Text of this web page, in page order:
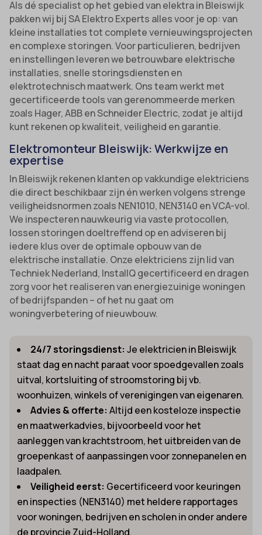
Als dé specialist op het gebied van elektra in Bleiswijk
pakken wij bij SA Elektro Experts alles voor je op: van
kleine installaties tot complete vernieuwingsprojecten
en complexe storingen. Voor particulieren, bedrijven
en instellingen leveren we betrouwbare elektrische
installaties, snelle storingsdiensten en
elektrotechnisch maatwerk. Ons team werkt met
gecertificeerde tools van gerenommeerde merken
zoals Hager, ABB en Schneider Electric, zodat je altijd
kunt rekenen op kwaliteit, veiligheid en garantie.
Elektromonteur Bleiswijk: Werkwijze en
expertise
In Bleiswijk rekenen klanten op vakkundige elektriciens
die direct beschikbaar zijn én werken volgens strenge
veiligheidsnormen zoals NEN1010, NEN3140 en VCA-vol.
We inspecteren nauwkeurig via vaste protocollen,
lossen storingen doeltreffend op en adviseren bij
iedere klus over de optimale opbouw van de
elektrische installatie. Onze elektriciens zijn lid van
Techniek Nederland, InstallQ gecertificeerd en dragen
zorg voor het realiseren van energiezuinige woningen
of bedrijfspanden – of het nu gaat om
woningverbetering of nieuwbouw.
24/7 storingsdienst: Je elektricien in Bleiswijk
staat dag en nacht paraat voor spoedgevallen zoals
uitval, kortsluiting of stroomstoring bij vb.
woonhuizen, winkels of verenigingen van eigenaren.
Advies & offerte: Altijd een kosteloze inspectie
en maatwerkadvies, bijvoorbeeld voor het
aanleggen van krachtstroom, het uitbreiden van de
groepenkast of aanpassingen voor zonnepanelen en
laadpalen.
Veiligheid eerst: Gecertificeerd voor keuringen
en inspecties (NEN3140) met heldere rapportages
voor woningen, bedrijven en scholen in onder andere
de provincie Zuid-Holland.